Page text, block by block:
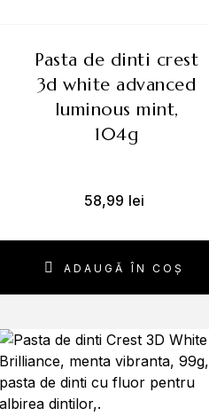
ADAUGĂ ÎN COȘ
pasta de dinti crest
3d white advanced
luminous mint,
104g
58,99 lei